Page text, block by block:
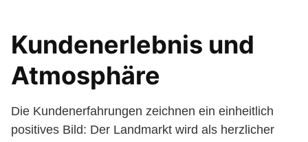
Kundenerlebnis und
Atmosphäre
Die Kundenerfahrungen zeichnen ein einheitlich
positives Bild: Der Landmarkt wird als herzlicher